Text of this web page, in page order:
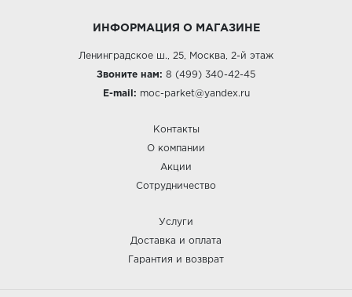
ИНФОРМАЦИЯ О МАГАЗИНЕ
Ленинградское ш., 25, Москва, 2-й этаж
Звоните нам: 8 (499) 340-42-45
E-mail: moc-parket@yandex.ru
Контакты
О компании
Акции
Сотрудничество
Услуги
Доставка и оплата
Гарантия и возврат